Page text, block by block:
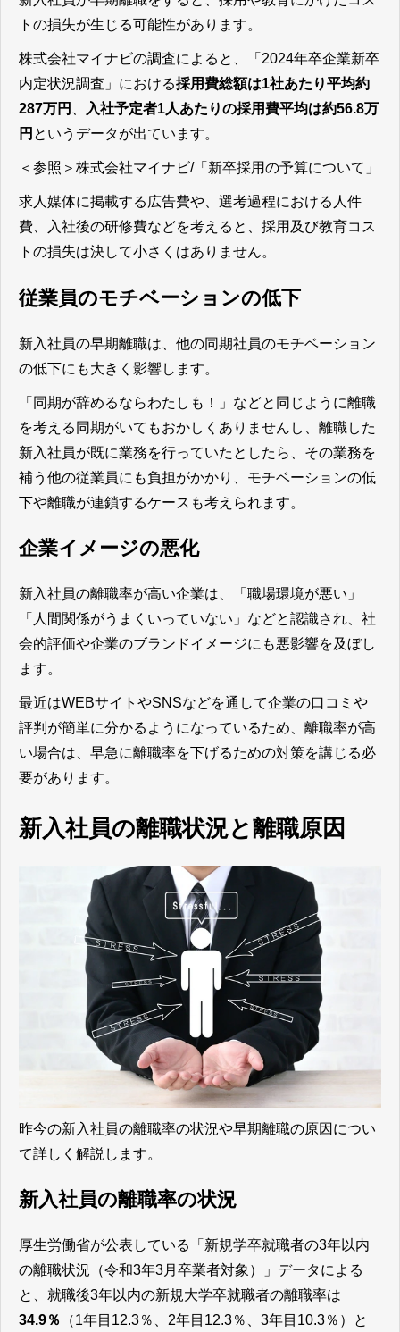
トの損失が生じる可能性があります。
株式会社マイナビの調査によると、「2024年卒企業新卒
内定状況調査」における採用費総額は1社あたり平均約
287万円
入社予定者1人あたりの採用費平均は約56.8万
円 というデータが出ています。
＜参照＞ 株式会社マイナビ/「新卒採用の予算について」
求人媒体に掲載する広告費や、選考過程における人件
費、入社後の研修費などを考えると、採用及び教育コス
トの損失は決して小さくはありません。
従業員のモチベーションの低下
新入社員の早期離職は、他の同期社員のモチベーション
の低下にも大きく影響します。
「同期が辞めるならわたしも！」などと同じように離職
を考える同期がいてもおかしくありませんし、離職した
新入社員が既に業務を行っていたとしたら、その業務を
補う他の従業員にも負担がかかり、モチベーションの低
下や離職が連鎖するケースも考えられます。
企業イメージの悪化
新入社員の離職率が高い企業は、「職場環境が悪い」
「人間関係がうまくいっていない」などと認識され、社
会的評価や企業のブランドイメージにも悪影響を及ぼし
ます。
最近はWEBサイトやSNSなどを通して企業の口コミや
評判が簡単に分かるようになっているため、離職率が高
い場合は、早急に離職率を下げるための対策を講じる必
要があります。
新入社員の離職状況と離職原因
昨今の新入社員の離職率の状況や早期離職の原因につい
て詳しく解説します。
新入社員の離職率の状況
厚生労働省が公表している「新規学卒就職者の3年以内
の離職状況（令和3年3月卒業者対象）」データによる
と、就職後3年以内の新規大学卒就職者の離職率は
34.9％
（1年目12.3％、2年目12.3％、3年目10.3％）と